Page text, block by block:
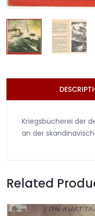
Kriegsbücherei der
an der
Related